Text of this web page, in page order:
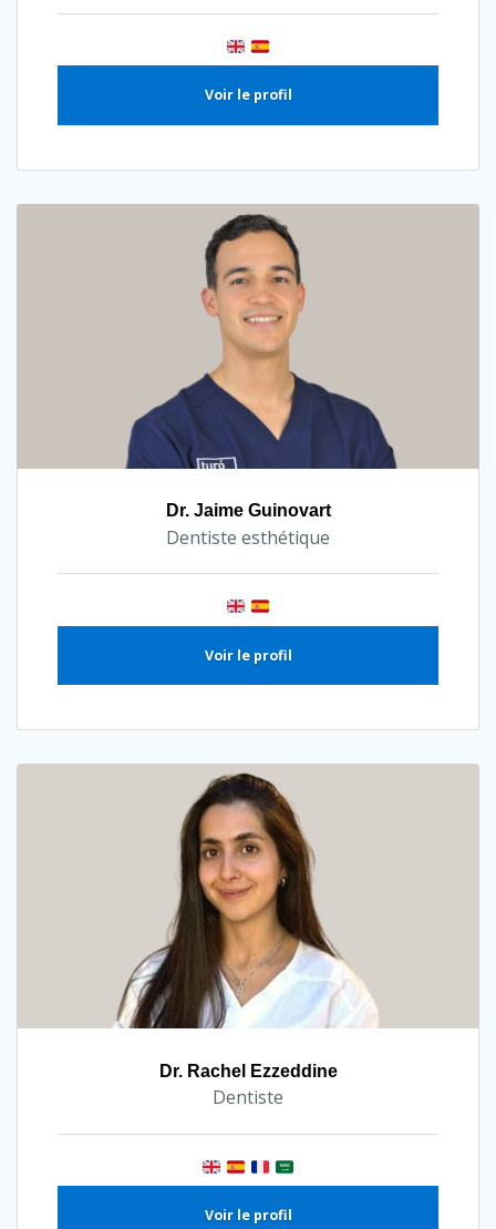
Voir le profil
Dr. Jaime Guinovart
Dentiste esthétique
Voir le profil
Dr. Rachel Ezzeddine
Dentiste
Voir le profil